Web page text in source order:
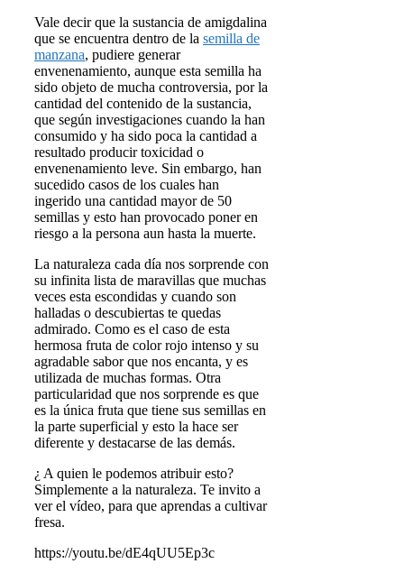
Vale decir que la sustancia de amigdalina
que se encuentra dentro de la semilla de
manzana, pudiere generar
envenenamiento, aunque esta semilla ha
sido objeto de mucha controversia, por la
cantidad del contenido de la sustancia,
que según investigaciones cuando la han
consumido y ha sido poca la cantidad a
resultado producir toxicidad o
envenenamiento leve. Sin embargo, han
sucedido casos de los cuales han
ingerido una cantidad mayor de 50
semillas y esto han provocado poner en
riesgo a la persona aun hasta la muerte.
La naturaleza cada día nos sorprende con
su infinita lista de maravillas que muchas
veces esta escondidas y cuando son
halladas o descubiertas te quedas
admirado. Como es el caso de esta
hermosa fruta de color rojo intenso y su
agradable sabor que nos encanta, y es
utilizada de muchas formas. Otra
particularidad que nos sorprende es que
es la única fruta que tiene sus semillas en
la parte superficial y esto la hace ser
diferente y destacarse de las demás.
¿ A quien le podemos atribuir esto?
Simplemente a la naturaleza. Te invito a
ver el vídeo, para que aprendas a cultivar
fresa.
https://youtu.be/dE4qUU5Ep3c